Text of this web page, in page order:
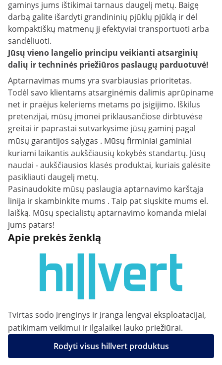
gaminys jums ištikimai tarnaus daugelį metų. Baigę
darbą galite išardyti grandininių pjūklų pjūklą ir dėl
kompaktiškų matmenų jį efektyviai transportuoti arba
sandėliuoti.
Jūsų vieno langelio principu veikianti atsarginių
dalių ir techninės priežiūros paslaugų parduotuvė!
Aptarnavimas mums yra svarbiausias prioritetas.
Todėl savo klientams atsarginėmis dalimis aprūpiname
net ir praėjus keleriems metams po įsigijimo. Iškilus
pretenzijai, mūsų įmonei priklausančiose dirbtuvėse
greitai ir paprastai sutvarkysime jūsų gaminį pagal
mūsų garantijos sąlygas . Mūsų firminiai gaminiai
kuriami laikantis aukščiausių kokybės standartų. Jūsų
naudai - aukščiausios klasės produktai, kuriais galėsite
pasikliauti daugelį metų.
Pasinaudokite mūsų paslaugia aptarnavimo karštąja
linija ir skambinkite mums . Taip pat siųskite mums el.
laišką. Mūsų specialistų aptarnavimo komanda mielai
jums patars!
Apie prekės ženklą
Tvirtas sodo įrenginys ir įranga lengvai eksploatacijai,
patikimam veikimui ir ilgalaikei lauko priežiūrai.
Rodyti visus hillvert produktus